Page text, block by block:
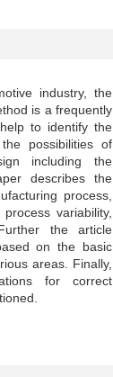
industry, the
is a frequently
to identify the
possibilities of
including the
describes the
process,
variability,
the article
on the basic
areas. Finally,
for correct